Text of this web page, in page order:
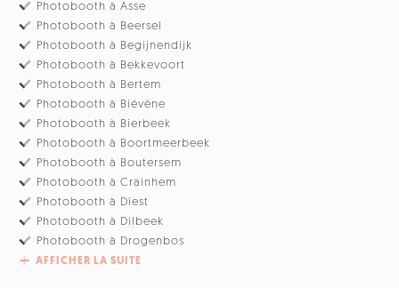
Photobooth à Asse
Photobooth à Beersel
Photobooth à Begijnendijk
Photobooth à Bekkevoort
Photobooth à Bertem
Photobooth à Biévène
Photobooth à Bierbeek
Photobooth à Boortmeerbeek
Photobooth à Boutersem
Photobooth à Crainhem
Photobooth à Diest
Photobooth à Dilbeek
Photobooth à Drogenbos
AFFICHER LA SUITE